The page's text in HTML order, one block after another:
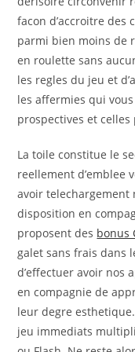
facon d’accroitre des
parmi bien moins de
en roulette sans
les regles du jeu et
les affermies qui
prospectives et
La toile constitue le
reellement d’emblee
avoir telechargement
disposition en
proposent des bonus
galet sans frais dans
d’effectuer avoir nos
en compagnie de
leur degre
jeu immediats